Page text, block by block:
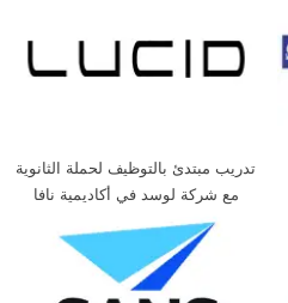
تدريب مبتدئ بالتوظيف لحملة الثانوية
مع شركة لوسد في أكاديمية نافا